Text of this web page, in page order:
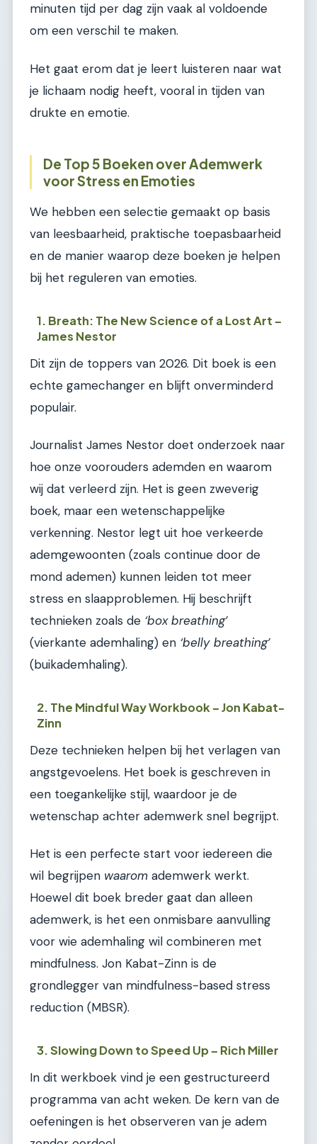
minuten tijd per dag zijn vaak al voldoende
om een verschil te maken.
Het gaat erom dat je leert luisteren naar wat
je lichaam nodig heeft, vooral in tijden van
drukte en emotie.
De Top 5 Boeken over Ademwerk
voor Stress en Emoties
We hebben een selectie gemaakt op basis
van leesbaarheid, praktische toepasbaarheid
en de manier waarop deze boeken je helpen
bij het reguleren van emoties.
1. Breath: The New Science of a Lost Art –
James Nestor
Dit zijn de toppers van 2026. Dit boek is een
echte gamechanger en blijft onverminderd
populair.
Journalist James Nestor doet onderzoek naar
hoe onze voorouders ademden en waarom
wij dat verleerd zijn. Het is geen zweverig
boek, maar een wetenschappelijke
verkenning. Nestor legt uit hoe verkeerde
ademgewoonten (zoals continue door de
mond ademen) kunnen leiden tot meer
stress en slaapproblemen. Hij beschrijft
technieken zoals de ‘box breathing’
(vierkante ademhaling) en ‘belly breathing’
(buikademhaling).
2. The Mindful Way Workbook – Jon Kabat-
Zinn
Deze technieken helpen bij het verlagen van
angstgevoelens. Het boek is geschreven in
een toegankelijke stijl, waardoor je de
wetenschap achter ademwerk snel begrijpt.
Het is een perfecte start voor iedereen die
wil begrijpen waarom ademwerk werkt.
Hoewel dit boek breder gaat dan alleen
ademwerk, is het een onmisbare aanvulling
voor wie ademhaling wil combineren met
mindfulness. Jon Kabat-Zinn is de
grondlegger van mindfulness-based stress
reduction (MBSR).
3. Slowing Down to Speed Up – Rich Miller
In dit werkboek vind je een gestructureerd
programma van acht weken. De kern van de
oefeningen is het observeren van je adem